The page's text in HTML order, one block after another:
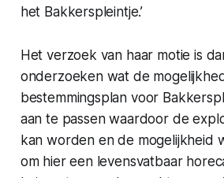
het Bakkerspleintje.’
Het verzoek van haar motie is
onderzoeken wat de
bestemmingsplan voor
aan te passen waardoor de
kan worden en de mogelijkheid
om hier een levensvatbaar